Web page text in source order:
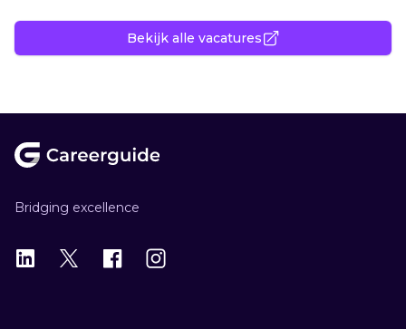
Bekijk alle vacatures
Bridging excellence
LinkedIn
X Instagram